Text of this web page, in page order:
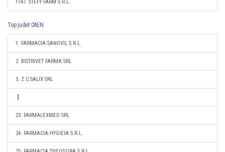
1147. STEFY FARM S.R.L.
Top judet CAEN
1. FARMACIA SANOVIL S.R.L.
2. BISTRIVET FARMA SRL
3. Z.C.SALIX SRL
23. FARMALEXMED SRL
24. FARMACIA-HYGIEIA S.R.L.